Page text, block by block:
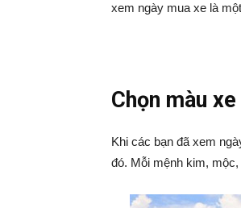
xem ngày mua xe là
Chọn màu
Khi các bạn đã xem
đó. Mỗi mệnh kim,